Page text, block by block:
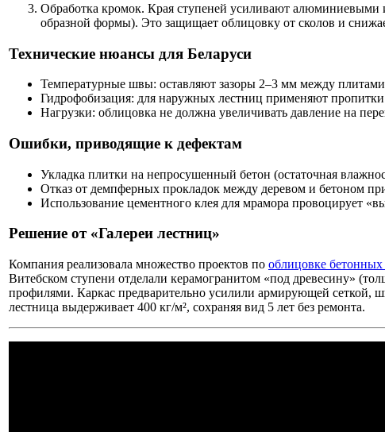
Обработка кромок. Края ступеней усиливают
образной формы). Это защищает облицовку от сколов и
Технические нюансы для Беларуси
Температурные швы: оставляют зазоры 2–3 мм между
Гидрофобизация: для наружных лестниц применяют
Нагрузки: облицовка не должна увеличивать давление на
Ошибки, приводящие к дефектам
Укладка плитки на непросушенный бетон (остаточная
Отказ от демпферных прокладок между деревом и бетоном
Использование цементного клея для мрамора провоцирует
Решение от «Галереи лестниц»
Компания реализовала множество проектов по облицовке
Витебском ступени отделали керамогранитом «под древесину»
профилями. Каркас предварительно усилили армирующей сеткой,
лестница выдерживает 400 кг/м², сохраняя вид 5 лет без ремонта.